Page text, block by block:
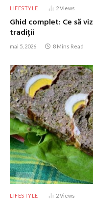
LIFESTYLE 2Views
Ghid complet: Ce să
tradiții
mai 5, 2026 8 Mins Read
LIFESTYLE 2Views